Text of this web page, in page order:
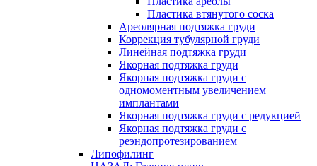
Пластика втянутого соска
Ареолярная подтяжка груди
Коррекция тубулярной груди
Линейная подтяжка груди
Якорная подтяжка груди
Якорная подтяжка груди с
одномоментным увеличением
имплантами
Якорная подтяжка груди с редукцией
Якорная подтяжка груди с
реэндопротезированием
Липофилинг